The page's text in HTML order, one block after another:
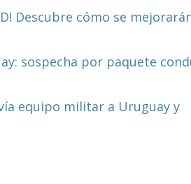
Descubre cómo se
sospecha por paquete
equipo militar a Uruguay y